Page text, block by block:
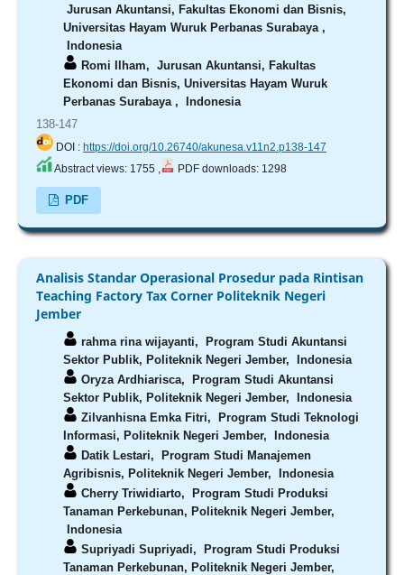
Jurusan Akuntansi, Fakultas Ekonomi dan Bisnis,
Universitas Hayam Wuruk Perbanas Surabaya ,
Indonesia
Romi Ilham, Jurusan Akuntansi, Fakultas
Ekonomi dan Bisnis, Universitas Hayam Wuruk
Perbanas Surabaya , Indonesia
138-147
DOI : https://doi.org/10.26740/akunesa.v11n2.p138-147
Abstract views: 1755 ,
PDF downloads: 1298
PDF
Analisis Standar Operasional Prosedur pada Rintisan
Teaching Factory Tax Corner Politeknik Negeri
Jember
rahma rina wijayanti, Program Studi Akuntansi
Sektor Publik, Politeknik Negeri Jember, Indonesia
Oryza Ardhiarisca, Program Studi Akuntansi
Sektor Publik, Politeknik Negeri Jember, Indonesia
Zilvanhisna Emka Fitri, Program Studi Teknologi
Informasi, Politeknik Negeri Jember, Indonesia
Datik Lestari, Program Studi Manajemen
Agribisnis, Politeknik Negeri Jember, Indonesia
Cherry Triwidiarto, Program Studi Produksi
Tanaman Perkebunan, Politeknik Negeri Jember,
Indonesia
Supriyadi Supriyadi, Program Studi Produksi
Tanaman Perkebunan, Politeknik Negeri Jember,